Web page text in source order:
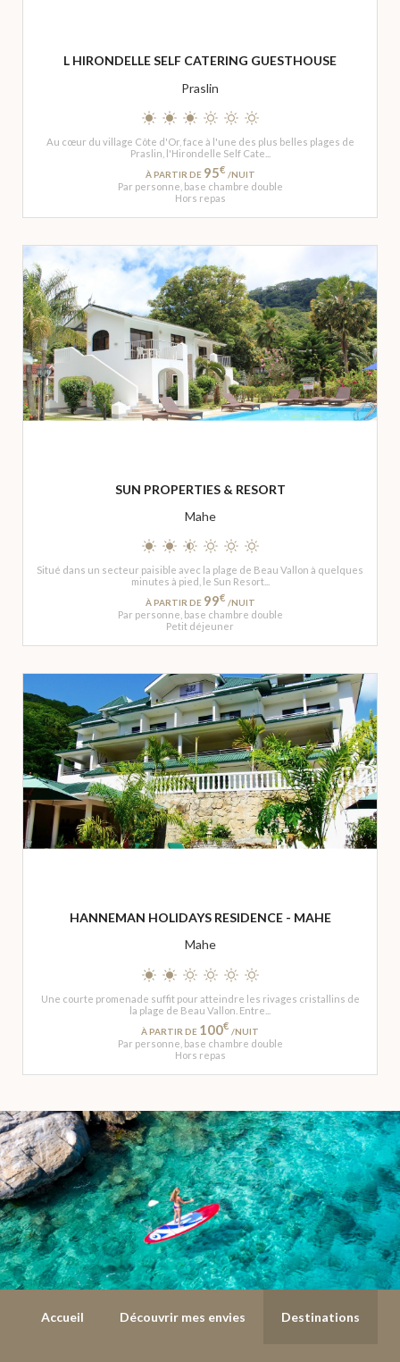
L HIRONDELLE SELF CATERING GUESTHOUSE
Praslin
Au cœur du village Côte d'Or, face à l'une des plus belles plages de
Praslin, l'Hirondelle Self Cate...
À PARTIR DE 95€ /NUIT
Par personne, base chambre double
Hors repas
SUN PROPERTIES & RESORT
Mahe
Situé dans un secteur paisible avec la plage de Beau Vallon à quelques
minutes à pied, le Sun Resort...
À PARTIR DE 99€ /NUIT
Par personne, base chambre double
Petit déjeuner
HANNEMAN HOLIDAYS RESIDENCE - MAHE
Mahe
Une courte promenade suffit pour atteindre les rivages cristallins de
la plage de Beau Vallon. Entre...
À PARTIR DE 100€ /NUIT
Par personne, base chambre double
Hors repas
Accueil Découvrir mes envies Destinations